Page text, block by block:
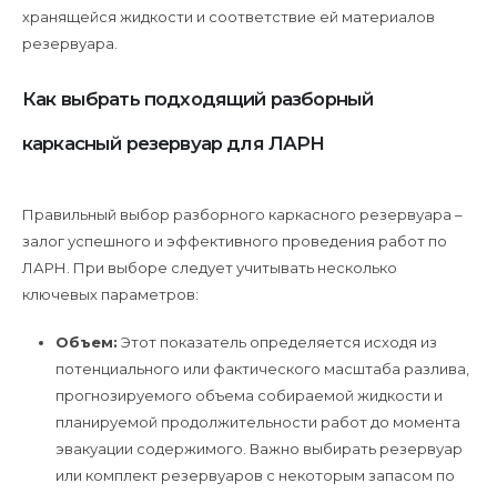
хранящейся жидкости и соответствие ей материалов
резервуара.
Как выбрать подходящий разборный
каркасный резервуар для ЛАРН
Правильный выбор разборного каркасного резервуара –
залог успешного и эффективного проведения работ по
ЛАРН. При выборе следует учитывать несколько
ключевых параметров:
Объем: Этот показатель определяется исходя из
потенциального или фактического масштаба разлива,
прогнозируемого объема собираемой жидкости и
планируемой продолжительности работ до момента
эвакуации содержимого. Важно выбирать резервуар
или комплект резервуаров с некоторым запасом по